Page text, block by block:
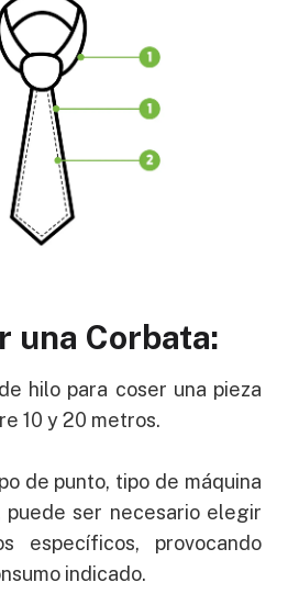
una Corbata:
hilo para coser una pieza
10 y 20 metros.
de punto, tipo de máquina
ser necesario elegir
específicos, provocando
indicado.